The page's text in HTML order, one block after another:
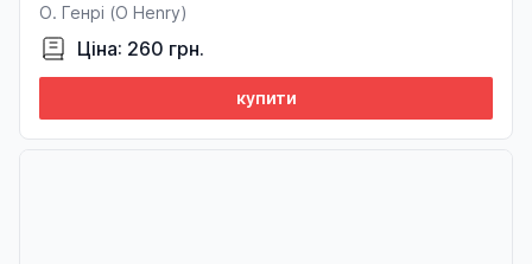
О. Генрі (O Henry)
Ціна: 260 грн.
купити